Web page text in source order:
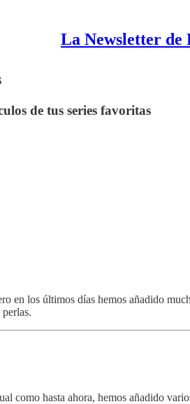
La Newsletter de
de tus series favoritas
en los últimos días hemos añadido
como hasta ahora, hemos añadido